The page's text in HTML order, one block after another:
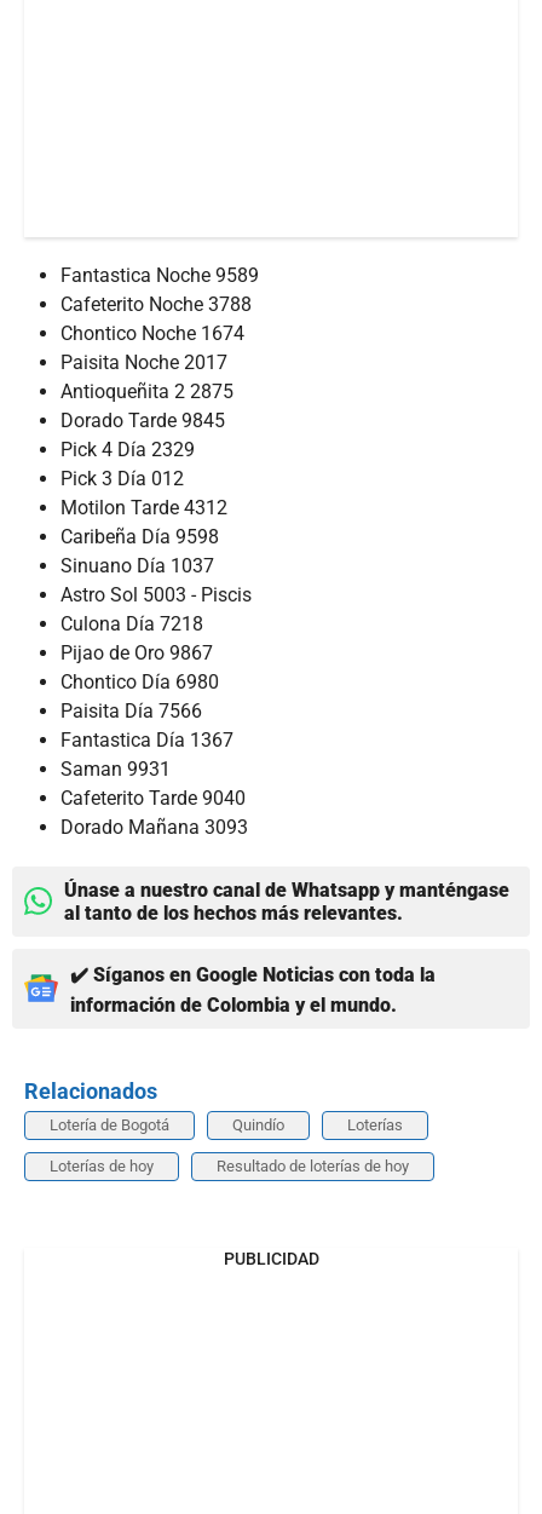
Fantastica Noche 9589
Cafeterito Noche 3788
Chontico Noche 1674
Paisita Noche 2017
Antioqueñita 2 2875
Dorado Tarde 9845
Pick 4 Día 2329
Pick 3 Día 012
Motilon Tarde 4312
Caribeña Día 9598
Sinuano Día 1037
Astro Sol 5003 - Piscis
Culona Día 7218
Pijao de Oro 9867
Chontico Día 6980
Paisita Día 7566
Fantastica Día 1367
Saman 9931
Cafeterito Tarde 9040
Dorado Mañana 3093
Únase a nuestro canal de Whatsapp y manténgase
al tanto de los hechos más relevantes.
✔️ Síganos en Google Noticias con toda la
información de Colombia y el mundo.
Relacionados
Lotería de Bogotá Quindío Loterías
Loterías de hoy Resultado de loterías de hoy
PUBLICIDAD